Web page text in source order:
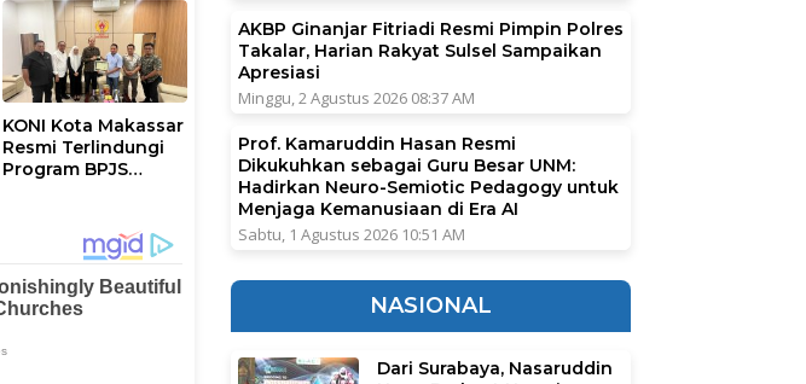
dengan Tokoh
Masyarakat
KONI Kota Makassar
Resmi Terlindungi
Program BPJS
AKBP Ginanjar Fitriadi Resmi Pimpin Polres
Takalar, Harian Rakyat Sulsel Sampaikan
Apresiasi
Minggu, 2 Agustus 2026 08:37 AM
Prof. Kamaruddin Hasan Resmi
Dikukuhkan sebagai Guru Besar UNM:
Hadirkan Neuro-Semiotic Pedagogy untuk
Menjaga Kemanusiaan di Era AI
Sabtu, 1 Agustus 2026 10:51 AM
NASIONAL
Dari Surabaya, Nasaruddin